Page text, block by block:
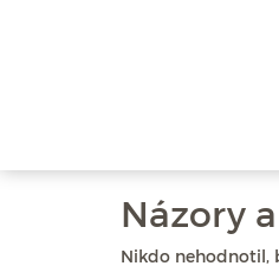
Názory
Nikdo nehodnotil,